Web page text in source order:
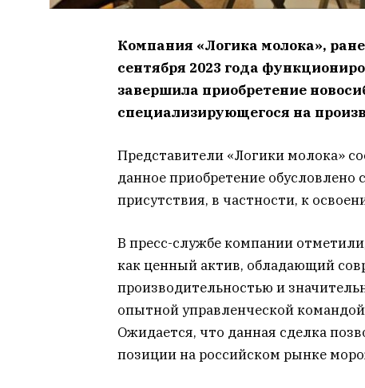
Компания «Логика молока»,
сентября 2023 года
завершила приобретение
специализирующегося на
Представители «Логики молока»
данное приобретение
присутствия, в частности, к
В пресс-службе компании
как ценный актив, обладающий
производительностью и
опытной управленческой
Ожидается, что данная сделка
позиции на российском рынке